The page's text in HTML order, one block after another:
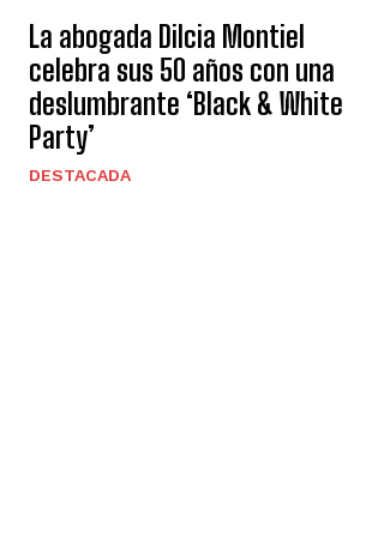
La abogada Dilcia Montiel
celebra sus 50 años con una
deslumbrante ‘Black & White
Party’
DESTACADA